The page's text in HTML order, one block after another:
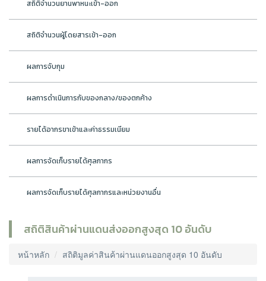
สถิติจำนวนยานพาหนะเข้า-ออก
สถิติจำนวนผู้โดยสารเข้า-ออก
ผลการจับกุม
ผลการดำเนินการกับของกลาง/ของตกค้าง
รายได้อากรขาเข้าและค่าธรรมเนียม
ผลการจัดเก็บรายได้ศุลกากร
ผลการจัดเก็บรายได้ศุลกากรและหน่วยงานอื่น
สถิติสินค้าผ่านแดนส่งออกสูงสุด 10 อันดับ
หน้าหลัก สถิติมูลค่าสินค้าผ่านแดนออกสูงสุด 10 อันดับ